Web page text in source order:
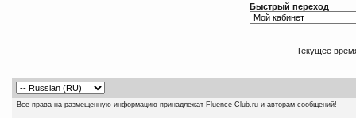
Быстрый переход
Текущее
Все права на размещенную информацию принадлежат Fluence-Club.ru и авторам сообщений!